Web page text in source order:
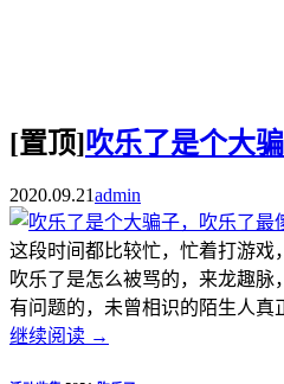
[置顶]吹乐了是个大
2020.09.21admin
这段时间都比较忙，忙着打游戏
吹乐了是怎么被骂的，来龙趣
有问题的，未曾相识的陌生人真
继续阅读 →